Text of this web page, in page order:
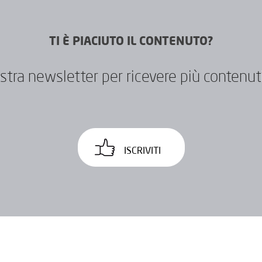
TI È PIACIUTO IL CONTENUTO?
newsletter per ricevere più
ISCRIVITI